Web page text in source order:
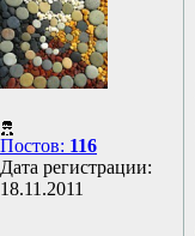
Постов: 116
Дата регистрации:
18.11.2011